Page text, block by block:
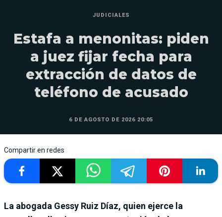
JUDICIALES
Estafa a menonitas: piden
a juez fijar fecha para
extracción de datos de
teléfono de acusado
6 DE AGOSTO DE 2026 20:05
Compartir en redes
La abogada Gessy Ruiz Díaz, quien ejerce la